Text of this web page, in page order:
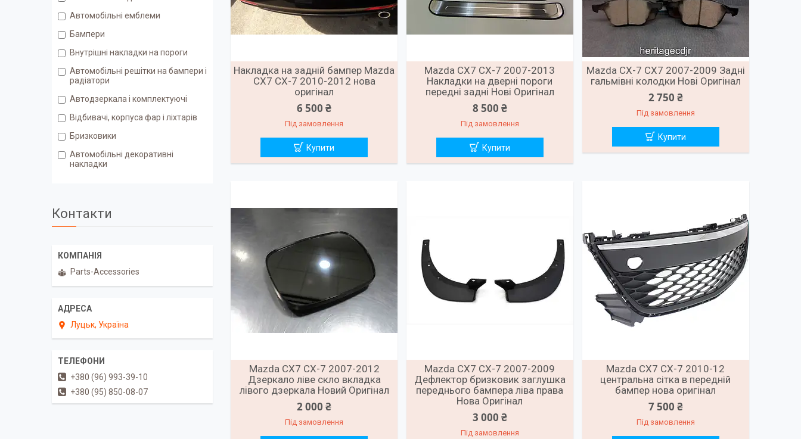
Накладка на задній бампер Mazda
CX7 CX-7 2010-2012 нова
оригінал
6 500 ₴
Під замовлення
Купити
Mazda CX7 CX-7 2007-2013
Накладки на дверні пороги
передні задні Нові Оригінал
8 500 ₴
Під замовлення
Купити
Mazda CX-7 CX7 2007-2009 Задні
гальмівні колодки Нові Оригінал
2 750 ₴
Під замовлення
Купити
Mazda CX7 CX-7 2007-2012
Дзеркало ліве скло вкладка
лівого дзеркала Новий Оригінал
2 000 ₴
Під замовлення
Mazda CX7 CX-7 2007-2009
Дефлектор бризковик заглушка
переднього бампера ліва права
Нова Оригінал
3 000 ₴
Під замовлення
Mazda CX7 CX-7 2010-12
центральна сітка в передній
бампер нова оригінал
7 500 ₴
Під замовлення
Автомобільні емблеми
Бампери
Внутрішні накладки на пороги
Автомобільні решітки на бампери і
радіатори
Автодзеркала і комплектуючі
Відбивачі, корпуса фар і ліхтарів
Бризковики
Автомобільні декоративні
накладки
Контакти
Parts-Accessories
Луцьк, Україна
+380 (96) 993-39-10
+380 (95) 850-08-07